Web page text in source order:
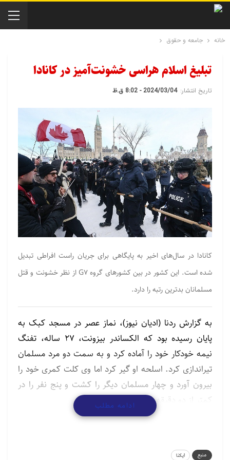
خانه جامعه و حقوق
تبلیغ اسلام هراسی خشونت‌آمیز در کانادا
تاریخ انتشار: 2024/03/04 - 8:02 ق.ظ
کانادا در سال‌های اخیر به پایگاهی برای جریان راست افراطی تبدیل
شده است. این کشور در بین کشورهای گروه G۷ از نظر خشونت و قتل
مسلمانان بدترین رتبه را دارد.
به گزارش ردنا (ادیان نیوز)، نماز عصر در مسجد کبک به
پایان رسیده بود که الکساندر بیزونت، ۲۷ ساله، تفنگ
نیمه خودکار خود را آماده کرد و به سمت دو مرد مسلمان
تیراندازی کرد. اسلحه او گیر کرد اما وی کلت کمری خود را
بیرون آورد و چهار مسلمان دیگر را کشت و پنج نفر را در
کمتر از دو دقیقه به شدت مجروح کرد.
۶۰۰ مایل دورتر در انتاریو، یک خانواده مسلمان در حال
کامیون خود با سرعت تمام به آنها برخورد کرد. یک زن
ادامه مطلب
منبع
ایکنا